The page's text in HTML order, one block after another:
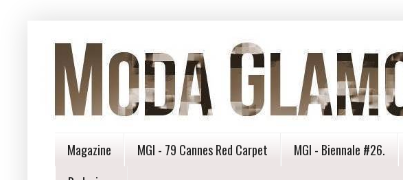
Magazine MGI - 79 Cannes Red Carpet MGI - Biennale #26.